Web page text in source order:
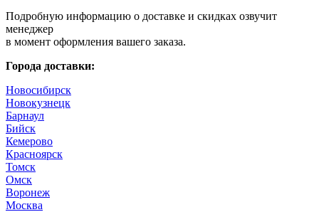
Подробную информацию о доставке и скидках озвучит
менеджер
в момент оформления вашего заказа.
Города доставки:
Новосибирск
Новокузнецк
Барнаул
Бийск
Кемерово
Красноярск
Томск
Омск
Воронеж
Москва